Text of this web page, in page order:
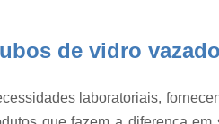
Calibração de
de vidro vazado
laboratoriais,